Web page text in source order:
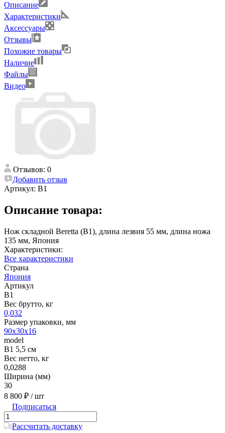
Описание
Характеристики
Аксессуары
Отзывы
Похожие товары
Наличие
Файлы
Видео
Отзывов: 0
Добавить отзыв
Артикул: B1
Описание товара:
Нож складной Beretta (B1), длина лезвия 55 мм, длина ножа
135 мм, Япония
Характеристики:
Все характеристики
Страна
Япония
Артикул
B1
Вес брутто, кг
0,032
Размер упаковки, мм
90x30x16
model
B1 5,5 см
Вес нетто, кг
0,0288
Ширина (мм)
30
8 800 ₽ / шт
Подписаться
Рассчитать доставку